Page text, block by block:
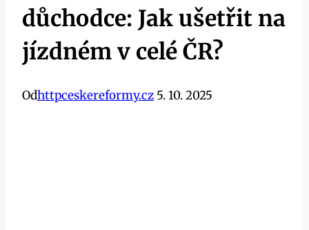
důchodce: Jak ušetřit na
jízdném v celé ČR?
Odhttpceskereformy.cz 5. 10. 2025